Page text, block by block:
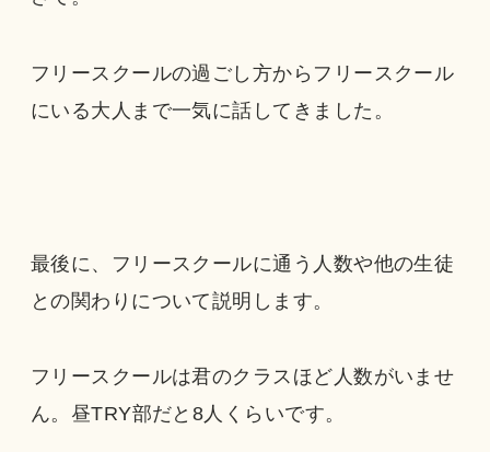
フリースクールの過ごし方からフリースクール
にいる大人まで一気に話してきました。
最後に、フリースクールに通う人数や他の生徒
との関わりについて説明します。
フリースクールは君のクラスほど人数がいませ
ん。昼TRY部だと8人くらいです。